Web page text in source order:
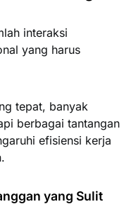
interaksi
yang harus
tepat, banyak
berbagai tantangan
efisiensi kerja
yang Sulit